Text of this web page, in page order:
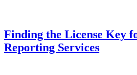
Finding the License Key
Reporting Services